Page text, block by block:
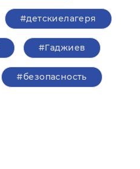
#детскиелагеря
#Гаджиев
#безопасность